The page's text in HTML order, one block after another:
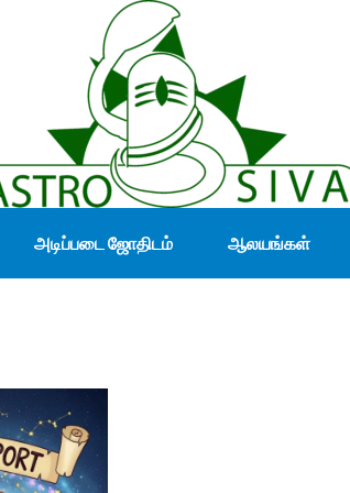
அடிப்படை ஜோதிடம் ஆலயங்கள்